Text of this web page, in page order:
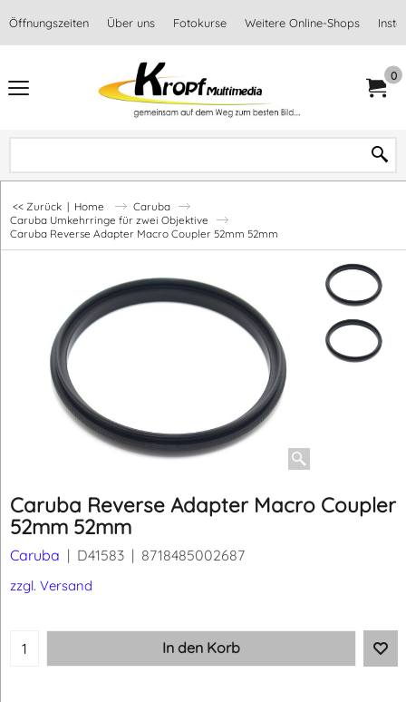
Öffnungszeiten Über uns Fotokurse Weitere Online-Shops
0
<< Zurück | Home
Caruba
Caruba Umkehrringe für zwei Objektive
Caruba Reverse Adapter Macro Coupler 52mm 52mm
Caruba Reverse Adapter Macro Coupler
52mm 52mm
Caruba D41583
8718485002687
CHF 12.95
zzgl. Versand